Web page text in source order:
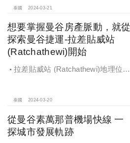
泰國 2024-03-21
想要掌握曼谷房產脈動，就從
探索曼谷捷運-拉差貼威站
(Ratchathewi)開始
拉差貼威站 (Ratchathewi)地理位置
(Ratchathewi)周邊生活機能完善
泰國 2024-03-20
從曼谷素萬那普機場快線 一
探城市發展軌跡